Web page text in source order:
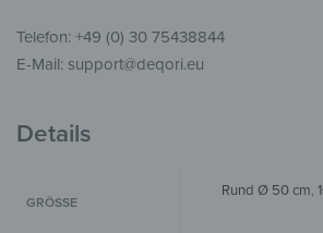
Telefon: +49 (0) 30 75438844
E-Mail: support@deqori.eu
Details
GRÖSSE
Rund Ø 50 cm,